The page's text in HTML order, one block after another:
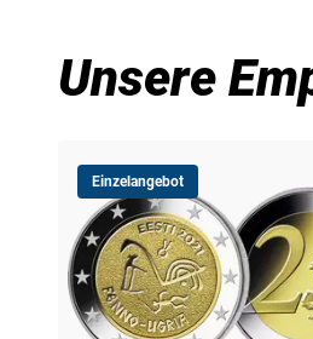
Unsere
Einzelangebot